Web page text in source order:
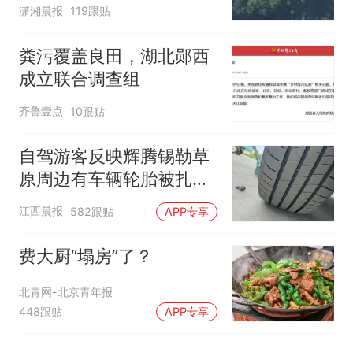
潇湘晨报 119跟贴
粪污覆盖良田，湖北郧西
成立联合调查组
齐鲁壹点 10跟贴
自驾游客反映辉腾锡勒草
原周边有车辆轮胎被扎，
修理店铺换胎价格高达千
元，官方发布情况通报
江西晨报 582跟贴 APP专享
费大厨“塌房”了？
北青网-北京青年报
448跟贴
APP专享